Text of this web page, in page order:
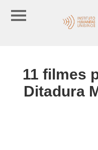
11 filmes
Ditadura